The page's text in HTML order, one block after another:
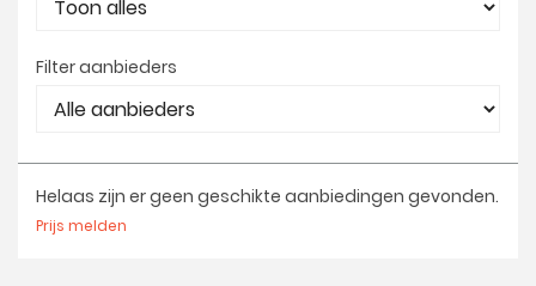
Filter aanbieders
Helaas zijn er geen geschikte aanbiedingen gevonden.
Prijs melden